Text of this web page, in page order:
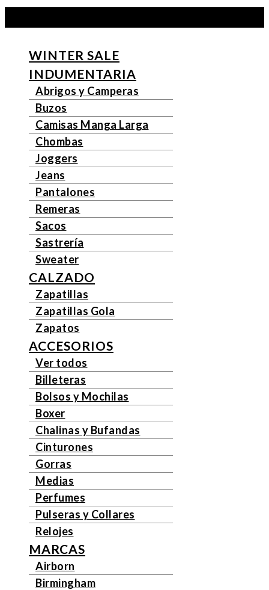
al
WINTER SALE
INDUMENTARIA
Abrigos y Camperas
Buzos
Camisas Manga Larga
Chombas
Joggers
Jeans
Pantalones
Remeras
Sacos
Sastrería
Sweater
CALZADO
Zapatillas
Zapatillas Gola
Zapatos
ACCESORIOS
Ver todos
Billeteras
Bolsos y Mochilas
Boxer
Chalinas y Bufandas
Cinturones
Gorras
Medias
Perfumes
Pulseras y Collares
Relojes
MARCAS
Airborn
Birmingham